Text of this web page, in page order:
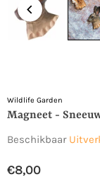
Wildlife Garden
Magneet -
Beschikbaar
Normale
€8,00